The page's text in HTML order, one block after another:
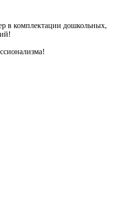
в комплектации дошкольных,